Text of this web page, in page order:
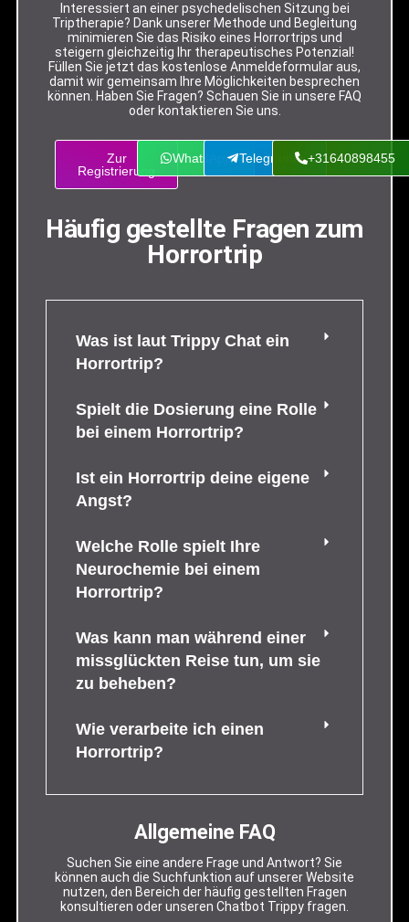
Interessiert an einer psychedelischen Sitzung bei
Triptherapie? Dank unserer Methode und Begleitung
minimieren Sie das Risiko eines Horrortrips und
steigern gleichzeitig Ihr therapeutisches Potenzial!
Füllen Sie jetzt das kostenlose Anmeldeformular aus,
damit wir gemeinsam Ihre Möglichkeiten besprechen
können. Haben Sie Fragen? Schauen Sie in unsere FAQ
oder kontaktieren Sie uns.
Zur
Registrierung
WhatsApp Telegramm +31640898455
Häufig gestellte Fragen zum
Horrortrip
Was ist laut Trippy Chat ein
Horrortrip?
Spielt die Dosierung eine Rolle
bei einem Horrortrip?
Ist ein Horrortrip deine eigene
Angst?
Welche Rolle spielt Ihre
Neurochemie bei einem
Horrortrip?
Was kann man während einer
missglückten Reise tun, um sie
zu beheben?
Wie verarbeite ich einen
Horrortrip?
Allgemeine FAQ
Suchen Sie eine andere Frage und Antwort? Sie
können auch die Suchfunktion auf unserer Website
nutzen, den Bereich der häufig gestellten Fragen
konsultieren oder unseren Chatbot Trippy fragen.